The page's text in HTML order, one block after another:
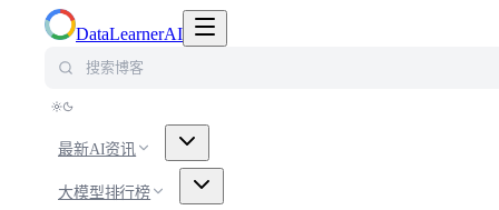
DataLearnerAI
最新AI资讯
大模型排行榜